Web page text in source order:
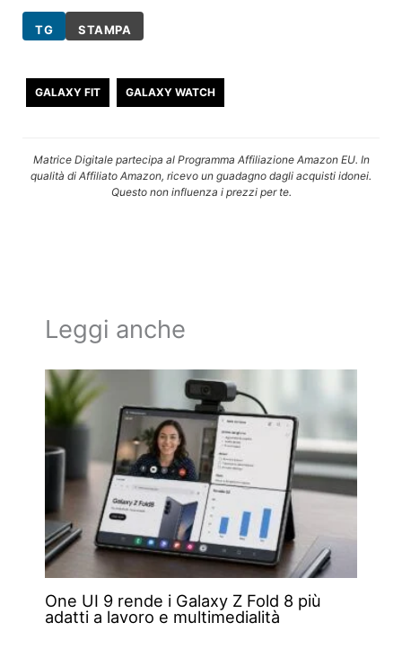
TG STAMPA
GALAXY FIT GALAXY WATCH
Matrice Digitale partecipa al Programma Affiliazione Amazon EU. In
qualità di Affiliato Amazon, ricevo un guadagno dagli acquisti idonei.
Questo non influenza i prezzi per te.
Leggi anche
One UI 9 rende i Galaxy Z Fold 8 più
adatti a lavoro e multimedialità